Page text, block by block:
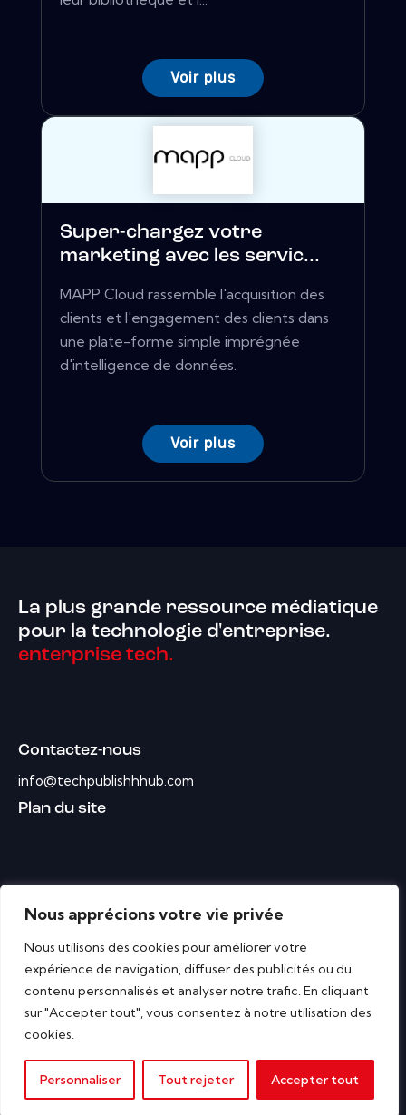
Nous apprécions votre vie privée
Nous utilisons des cookies pour améliorer votre
expérience de navigation, diffuser des publicités ou du
contenu personnalisés et analyser notre trafic. En cliquant
sur "Accepter tout", vous consentez à notre utilisation des
cookies.
Personnaliser Tout rejeter Accepter tout
Voir plus
Super-chargez votre
marketing avec les servic...
MAPP Cloud rassemble l'acquisition des
clients et l'engagement des clients dans
une plate-forme simple imprégnée
d'intelligence de données.
Voir plus
La plus grande ressource médiatique
pour la technologie d'entreprise.
enterprise tech.
Contactez-nous
info@techpublishhhub.com
Plan du site
Hub de publication MarTech © Tous droits réservés.